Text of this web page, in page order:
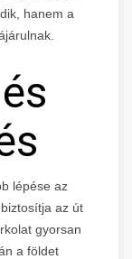
hanem a
lépése az
az út
gyorsan
a földet